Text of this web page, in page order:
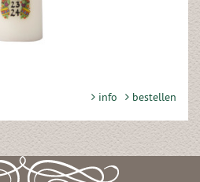
info bestellen